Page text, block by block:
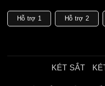
Hỗ trợ 1 Hỗ trợ 2
KÉT SẮT